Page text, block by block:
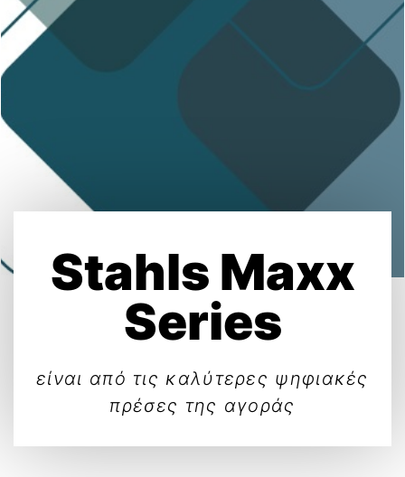
Stahls Maxx
Series
είναι από τις καλύτερες ψηφιακές
πρέσες της αγοράς